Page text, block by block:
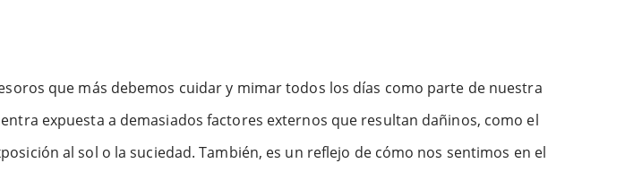
que más debemos cuidar y mimar todos los días como parte de nuestra
expuesta a demasiados factores externos que resultan dañinos, como el
al sol o la suciedad. También, es un reflejo de cómo nos sentimos en el